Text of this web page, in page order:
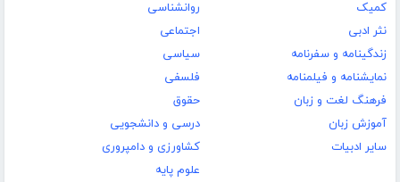
کمیک
نثر ادبی
زندگینامه و سفرنامه
نمایشنامه و فیلمنامه
فرهنگ لغت و زبان
آموزش زبان
سایر ادبیات
روانشناسی
اجتماعی
سیاسی
فلسفی
حقوق
درسی و دانشجویی
کشاورزی و دامپروری
علوم پایه